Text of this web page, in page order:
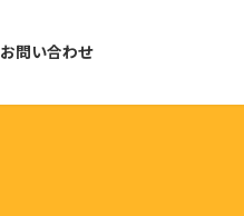
お問い合わせ